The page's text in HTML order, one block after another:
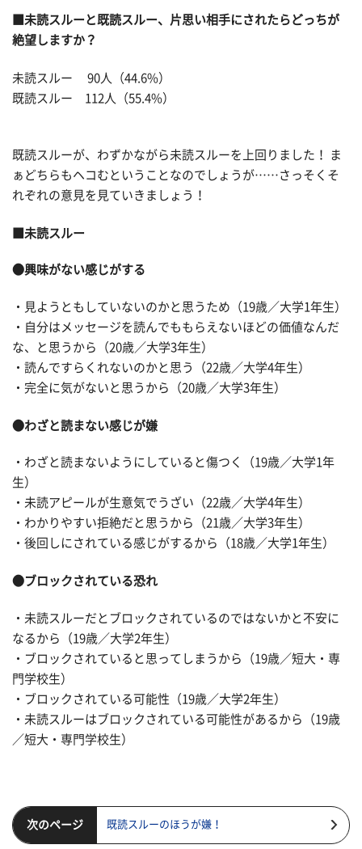
■未読スルーと既読スルー、片思い相手にされたらどっちが
絶望しますか？
未読スルー 90人（44.6%）
既読スルー 112人（55.4%）
既読スルーが、わずかながら未読スルーを上回りました！ ま
ぁどちらもヘコむということなのでしょうが……さっそくそ
れぞれの意見を見ていきましょう！
■未読スルー
●興味がない感じがする
・見ようともしていないのかと思うため（19歳／大学1年生）
・自分はメッセージを読んでももらえないほどの価値なんだ
な、と思うから（20歳／大学3年生）
・読んですらくれないのかと思う（22歳／大学4年生）
・完全に気がないと思うから（20歳／大学3年生）
●わざと読まない感じが嫌
・わざと読まないようにしていると傷つく（19歳／大学1年
生）
・未読アピールが生意気でうざい（22歳／大学4年生）
・わかりやすい拒絶だと思うから（21歳／大学3年生）
・後回しにされている感じがするから（18歳／大学1年生）
●ブロックされている恐れ
・未読スルーだとブロックされているのではないかと不安に
なるから（19歳／大学2年生）
・ブロックされていると思ってしまうから（19歳／短大・専
門学校生）
・ブロックされている可能性（19歳／大学2年生）
・未読スルーはブロックされている可能性があるから（19歳
／短大・専門学校生）
次のページ 既読スルーのほうが嫌！